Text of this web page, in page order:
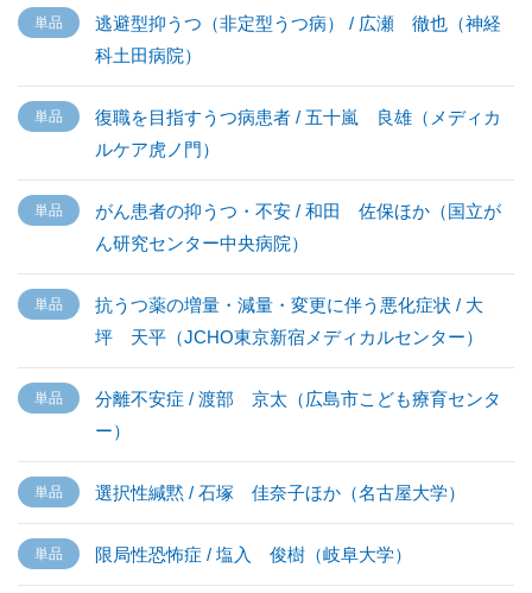
逃避型抑うつ（非定型うつ病） / 広瀬 徹也（神経
科土田病院）
復職を目指すうつ病患者 / 五十嵐 良雄（メディカ
ルケア虎ノ門）
がん患者の抑うつ・不安 / 和田 佐保ほか（国立が
ん研究センター中央病院）
抗うつ薬の増量・減量・変更に伴う悪化症状 / 大
坪 天平（JCHO東京新宿メディカルセンター）
分離不安症 / 渡部 京太（広島市こども療育センタ
ー）
選択性緘黙 / 石塚 佳奈子ほか（名古屋大学）
限局性恐怖症 / 塩入 俊樹（岐阜大学）